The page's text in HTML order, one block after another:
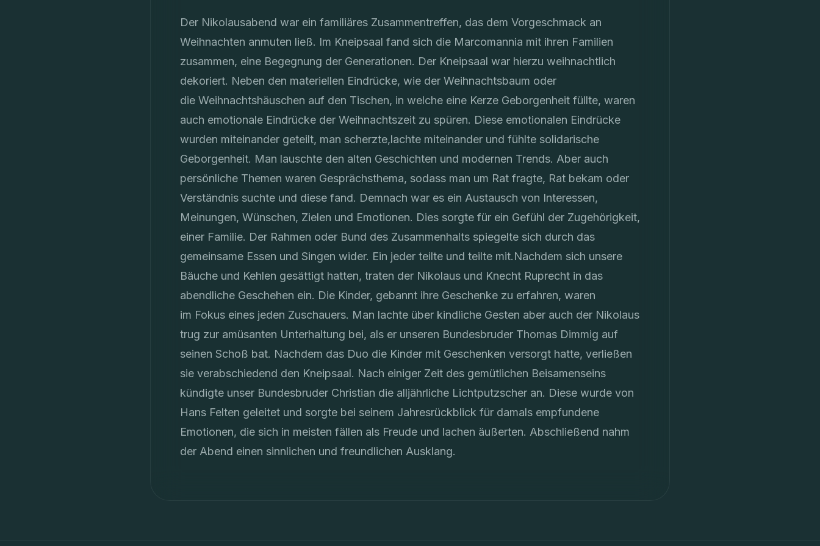
Der Nikolausabend war ein familiäres Zusammentreffen, das dem Vorgeschmack an
Weihnachten anmuten ließ. Im Kneipsaal fand sich die Marcomannia mit ihren Familien
zusammen, eine Begegnung der Generationen. Der Kneipsaal war hierzu weihnachtlich
dekoriert. Neben den materiellen Eindrücke, wie der Weihnachtsbaum oder
die Weihnachtshäuschen auf den Tischen, in welche eine Kerze Geborgenheit füllte, waren
auch emotionale Eindrücke der Weihnachtszeit zu spüren. Diese emotionalen Eindrücke
wurden miteinander geteilt, man scherzte,lachte miteinander und fühlte solidarische
Geborgenheit. Man lauschte den alten Geschichten und modernen Trends. Aber auch
persönliche Themen waren Gesprächsthema, sodass man um Rat fragte, Rat bekam oder
Verständnis suchte und diese fand. Demnach war es ein Austausch von Interessen,
Meinungen, Wünschen, Zielen und Emotionen. Dies sorgte für ein Gefühl der Zugehörigkeit,
einer Familie. Der Rahmen oder Bund des Zusammenhalts spiegelte sich durch das
gemeinsame Essen und Singen wider. Ein jeder teilte und teilte mit.Nachdem sich unsere
Bäuche und Kehlen gesättigt hatten, traten der Nikolaus und Knecht Ruprecht in das
abendliche Geschehen ein. Die Kinder, gebannt ihre Geschenke zu erfahren, waren
im Fokus eines jeden Zuschauers. Man lachte über kindliche Gesten aber auch der Nikolaus
trug zur amüsanten Unterhaltung bei, als er unseren Bundesbruder Thomas Dimmig auf
seinen Schoß bat. Nachdem das Duo die Kinder mit Geschenken versorgt hatte, verließen
sie verabschiedend den Kneipsaal. Nach einiger Zeit des gemütlichen Beisamenseins
kündigte unser Bundesbruder Christian die alljährliche Lichtputzscher an. Diese wurde von
Hans Felten geleitet und sorgte bei seinem Jahresrückblick für damals empfundene
Emotionen, die sich in meisten fällen als Freude und lachen äußerten. Abschließend nahm
der Abend einen sinnlichen und freundlichen Ausklang.